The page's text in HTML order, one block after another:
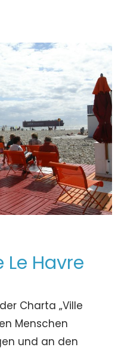
Havre
Charta „Ville
Menschen
und an den